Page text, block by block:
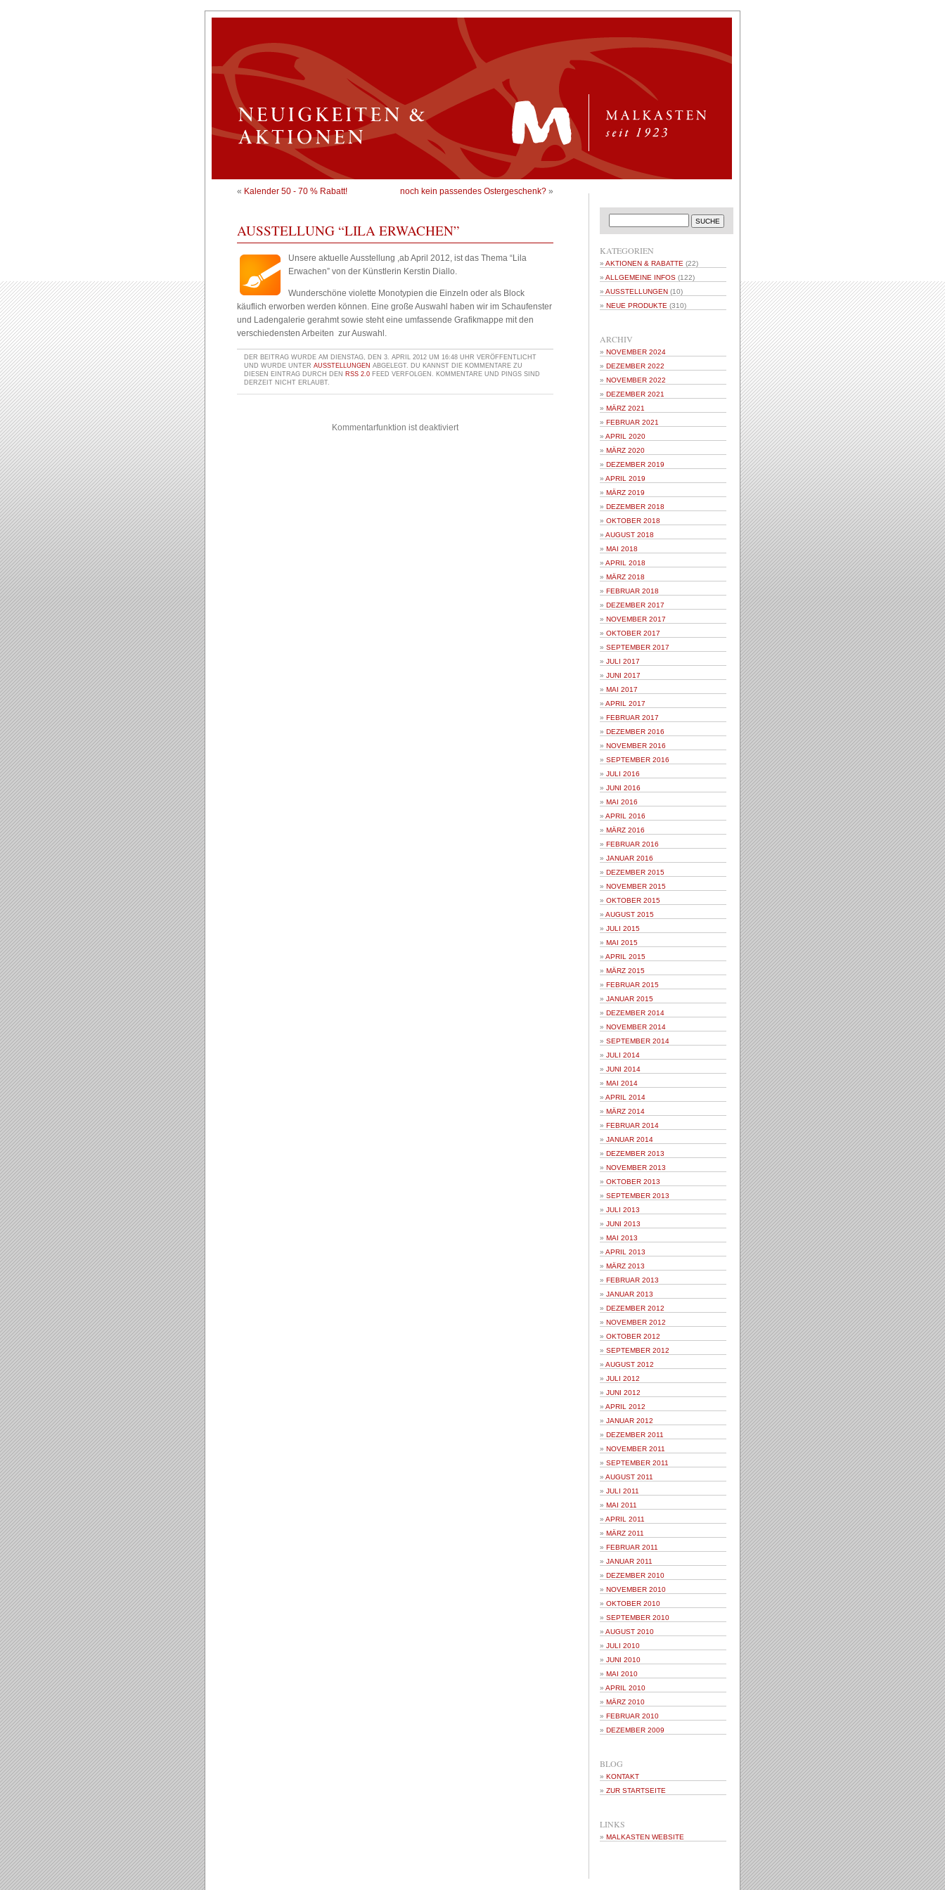
« Kalender 50 - 70 % Rabatt! noch kein passendes Ostergeschenk? »
AUSSTELLUNG “LILA ERWACHEN”
Unsere aktuelle Ausstellung ,ab April 2012, ist das Thema “Lila
Erwachen” von der Künstlerin Kerstin Diallo.
Wunderschöne violette Monotypien die Einzeln oder als Block
käuflich erworben werden können. Eine große Auswahl haben wir im Schaufenster
und Ladengalerie gerahmt sowie steht eine umfassende Grafikmappe mit den
verschiedensten Arbeiten zur Auswahl.
DER BEITRAG WURDE AM DIENSTAG, DEN 3. APRIL 2012 UM 16:48 UHR VERÖFFENTLICHT
UND WURDE UNTER AUSSTELLUNGEN ABGELEGT. DU KANNST DIE KOMMENTARE ZU
DIESEN EINTRAG DURCH DEN RSS 2.0 FEED VERFOLGEN. KOMMENTARE UND PINGS SIND
DERZEIT NICHT ERLAUBT.
Kommentarfunktion ist deaktiviert
KATEGORIEN
AKTIONEN & RABATTE (22)
ALLGEMEINE INFOS (122)
AUSSTELLUNGEN (10)
NEUE PRODUKTE (310)
ARCHIV
NOVEMBER 2024
DEZEMBER 2022
NOVEMBER 2022
DEZEMBER 2021
MÄRZ 2021
FEBRUAR 2021
APRIL 2020
MÄRZ 2020
DEZEMBER 2019
APRIL 2019
MÄRZ 2019
DEZEMBER 2018
OKTOBER 2018
AUGUST 2018
MAI 2018
APRIL 2018
MÄRZ 2018
FEBRUAR 2018
DEZEMBER 2017
NOVEMBER 2017
OKTOBER 2017
SEPTEMBER 2017
JULI 2017
JUNI 2017
MAI 2017
APRIL 2017
FEBRUAR 2017
DEZEMBER 2016
NOVEMBER 2016
SEPTEMBER 2016
JULI 2016
JUNI 2016
MAI 2016
APRIL 2016
MÄRZ 2016
FEBRUAR 2016
JANUAR 2016
DEZEMBER 2015
NOVEMBER 2015
OKTOBER 2015
AUGUST 2015
JULI 2015
MAI 2015
APRIL 2015
MÄRZ 2015
FEBRUAR 2015
JANUAR 2015
DEZEMBER 2014
NOVEMBER 2014
SEPTEMBER 2014
JULI 2014
JUNI 2014
MAI 2014
APRIL 2014
MÄRZ 2014
FEBRUAR 2014
JANUAR 2014
DEZEMBER 2013
NOVEMBER 2013
OKTOBER 2013
SEPTEMBER 2013
JULI 2013
JUNI 2013
MAI 2013
APRIL 2013
MÄRZ 2013
FEBRUAR 2013
JANUAR 2013
DEZEMBER 2012
NOVEMBER 2012
OKTOBER 2012
SEPTEMBER 2012
AUGUST 2012
JULI 2012
JUNI 2012
APRIL 2012
JANUAR 2012
DEZEMBER 2011
NOVEMBER 2011
SEPTEMBER 2011
AUGUST 2011
JULI 2011
MAI 2011
APRIL 2011
MÄRZ 2011
FEBRUAR 2011
JANUAR 2011
DEZEMBER 2010
NOVEMBER 2010
OKTOBER 2010
SEPTEMBER 2010
AUGUST 2010
JULI 2010
JUNI 2010
MAI 2010
APRIL 2010
MÄRZ 2010
FEBRUAR 2010
DEZEMBER 2009
BLOG
KONTAKT
ZUR STARTSEITE
LINKS
MALKASTEN WEBSITE